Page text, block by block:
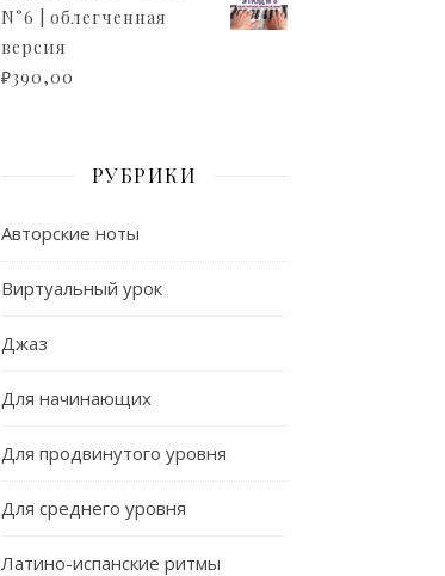
N°6 | облегченная
версия
₽390,00
РУБРИКИ
Авторские ноты
Виртуальный урок
Джаз
Для начинающих
Для продвинутого уровня
Для среднего уровня
Латино-испанские ритмы